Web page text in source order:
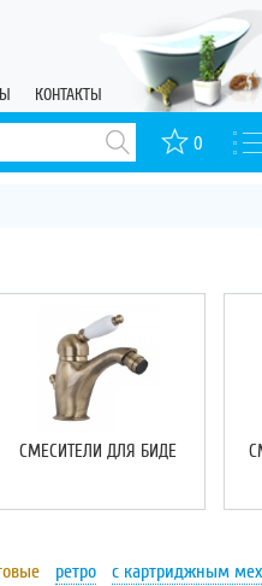
КОНТАКТЫ
0
СМЕСИТЕЛИ ДЛЯ БИДЕ
ретро
с картриджным